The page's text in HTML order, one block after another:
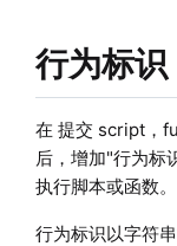
行为标识
在 提交 script，
后，增加"行为标
执行脚本或函数。
行为标识以字符